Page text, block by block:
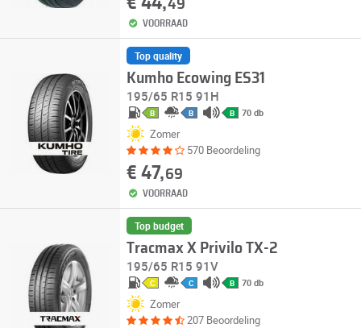
49
VOORRAAD
Top quality
Kumho Ecowing ES31
195/65 R15 91H
B B B 70 db
Zomer
570 Beoordeling
€ 47,69
VOORRAAD
Top budget
Tracmax X Privilo TX-2
195/65 R15 91V
C C B 70 db
Zomer
207 Beoordeling